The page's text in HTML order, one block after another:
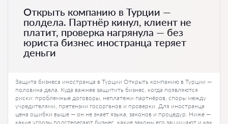
Открыть компанию в Турции —
полдела. Партнёр кинул, клиент не
платит, проверка нагрянула — без
юриста бизнес иностранца теряет
деньги
Защита бизнеса иностранца в Турции Открыть компанию в Турции —
половина дела. Куда важнее защитить бизнес, когда появляются
риски: проблемные договоры, неплатежи партнёров, споры между
учредителями, претензии госорганов и проверки. Для иностранца
цена ошибки выше — он не знает языка, законов и процедур. Ниже —
какие угрозы подстерегают бизнес, какие законы его защищают и как